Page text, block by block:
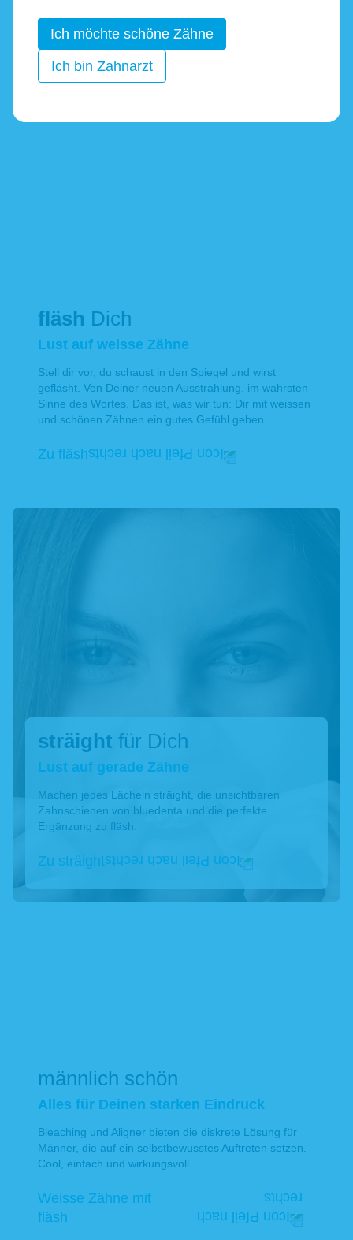
Ich möchte schöne Zähne
Ich bin Zahnarzt
bluedentaentdecken
fläsh Dich
Lust auf weisse Zähne
Stell dir vor, du schaust in den Spiegel und wirst
gefläsht. Von Deiner neuen Ausstrahlung, im wahrsten
Sinne des Wortes. Das ist, was wir tun: Dir mit weissen
und schönen Zähnen ein gutes Gefühl geben.
Zu fläsh
sträight für Dich
Lust auf gerade Zähne
Machen jedes Lächeln sträight, die unsichtbaren
Zahnschienen von bluedenta und die perfekte
Ergänzung zu fläsh.
Zu sträight
männlich schön
Alles für Deinen starken Eindruck
Bleaching und Aligner bieten die diskrete Lösung für
Männer, die auf ein selbstbewusstes Auftreten setzen.
Cool, einfach und wirkungsvoll.
Weisse Zähne mit
fläsh